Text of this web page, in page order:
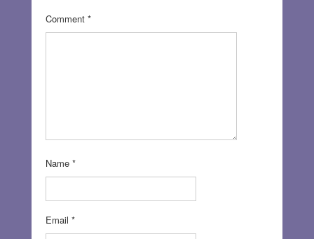
Comment *
Name *
Email *